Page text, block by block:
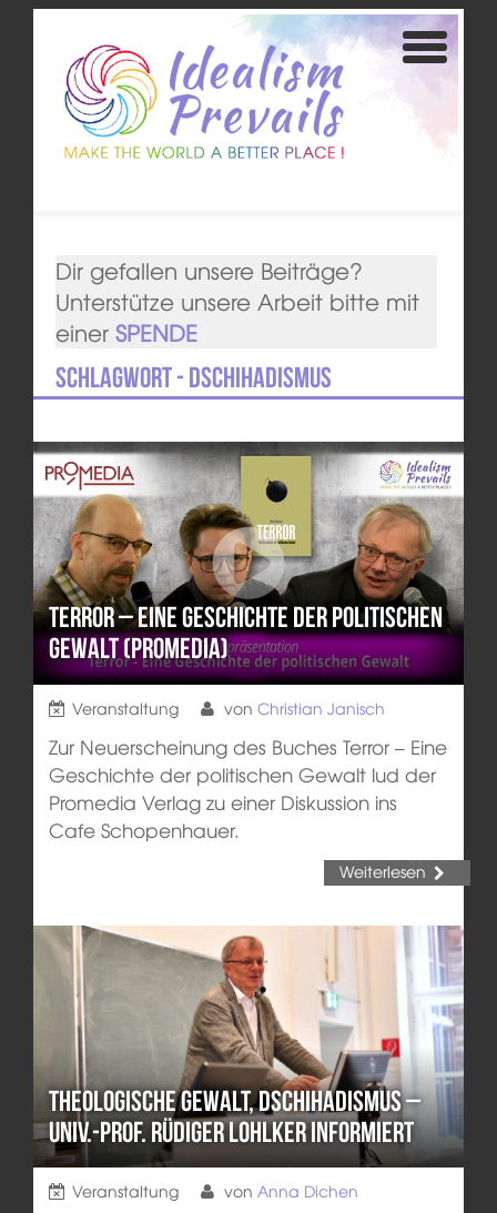
Dir gefallen unsere Beiträge?
Unterstütze unsere Arbeit bitte mit
einer SPENDE
Schlagwort - Dschihadismus
Terror – Eine Geschichte der politischen
Gewalt (ProMedia)
Veranstaltung von Christian Janisch
Zur Neuerscheinung des Buches Terror – Eine
Geschichte der politischen Gewalt lud der
Promedia Verlag zu einer Diskussion ins
Cafe Schopenhauer.
Weiterlesen
Theologische Gewalt, Dschihadismus –
Univ.-Prof. Rüdiger Lohlker informiert
Veranstaltung von Anna Dichen